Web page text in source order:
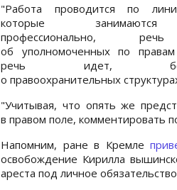
"Работа проводится по
которые
профессионально,
об уполномоченных по правам
речь идет,
о правоохранительных
"Учитывая, что опять же
в правом поле, комментировать
Напомним, ране в Кремле
освобождение Кирилла
ареста под личное